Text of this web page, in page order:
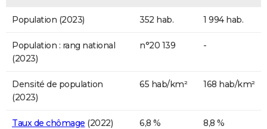
Population (2023) 352 hab. 1 994 hab.
Population : rang national
(2023)
n°20 139 -
Densité de population
(2023)
65 hab/km² 168 hab/km²
Taux de chômage (2022) 6,8 % 8,8 %